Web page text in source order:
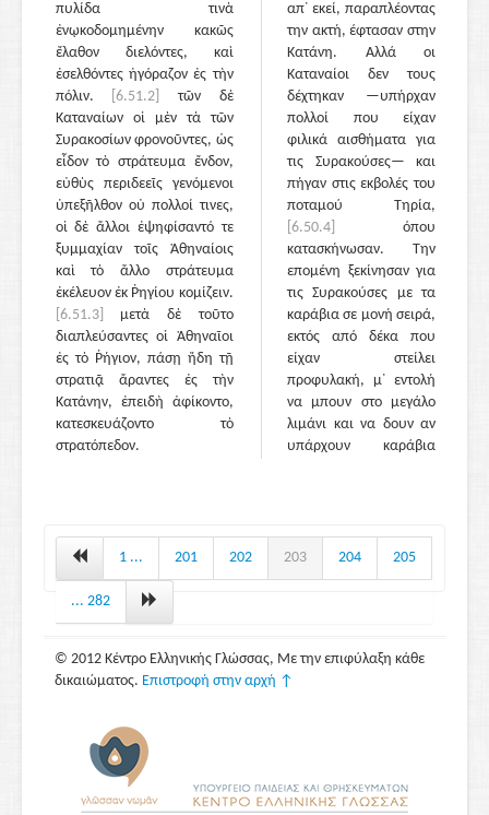
πυλίδα τινὰ
ἐνῳκοδομημένην κακῶς
ἔλαθον διελόντες, καὶ
ἐσελθόντες ἠγόραζον ἐς τὴν
πόλιν.
[6.51.2]
τῶν δὲ
Καταναίων οἱ μὲν τὰ τῶν
Συρακοσίων φρονοῦντες, ὡς
εἶδον τὸ στράτευμα ἔνδον,
εὐθὺς περιδεεῖς γενόμενοι
ὑπεξῆλθον οὐ πολλοί τινες,
οἱ δὲ ἄλλοι ἐψηφίσαντό τε
ξυμμαχίαν τοῖς Ἀθηναίοις
καὶ τὸ ἄλλο στράτευμα
ἐκέλευον ἐκ Ῥηγίου κομίζειν.
[6.51.3]
μετὰ δὲ τοῦτο
διαπλεύσαντες οἱ Ἀθηναῖοι
ἐς τὸ Ῥήγιον, πάσῃ ἤδη τῇ
στρατιᾷ ἄραντες ἐς τὴν
Κατάνην, ἐπειδὴ ἀφίκοντο,
κατεσκευάζοντο τὸ
στρατόπεδον.
απ᾽ εκεί, παραπλέοντας
την ακτή, έφτασαν στην
Κατάνη. Αλλά οι
Καταναίοι δεν τους
δέχτηκαν —υπήρχαν
πολλοί που είχαν
φιλικά αισθήματα για
τις Συρακούσες— και
πήγαν στις εκβολές του
ποταμού Τηρία,
[6.50.4]
όπου
κατασκήνωσαν. Την
επομένη ξεκίνησαν για
τις Συρακούσες με τα
καράβια σε μονή σειρά,
εκτός από δέκα που
είχαν στείλει
προφυλακή, μ᾽ εντολή
να μπουν στο μεγάλο
λιμάνι και να δουν αν
υπάρχουν καράβια
από τα καταστρώματα
των καραβιών ότι οι
Αθηναίοι, ομόφυλοι και
αποκαταστήσουν στην
φόβο, στους Αθηναίους
1 ... 201 202 203 204 205
... 282
© 2012 Κέντρο Ελληνικής Γλώσσας, Με την επιφύλαξη κάθε
δικαιώματος. Επιστροφή στην αρχή ↑